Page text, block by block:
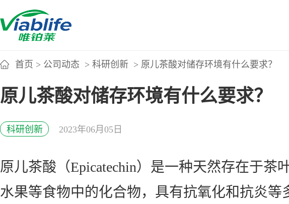
首页 > 公司动态 > 科研创新 > 原儿茶酸对储存环境有什么要求？
原儿茶酸对储存环境有什么要求？
科研创新 2023年06月05日
原儿茶酸（Epicatechin）是一种天然存在于茶
水果等食物中的化合物，具有抗氧化和抗炎等